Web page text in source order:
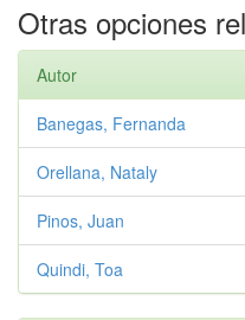
Otras opciones
Autor
Banegas, Fernanda
Orellana, Nataly
Pinos, Juan
Quindi, Toa